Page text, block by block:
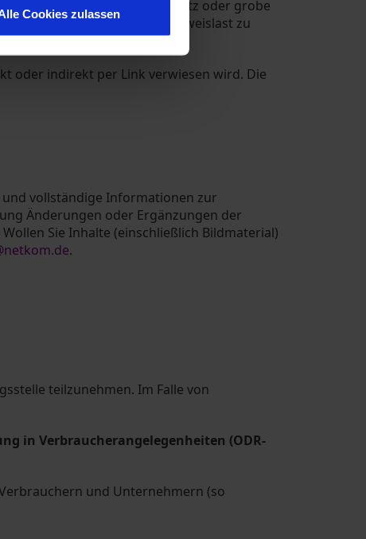
Cookies zulassen
begrenzt, soweit nicht Vorsatz oder grobe
wird. Eine Änderung der Beweislast zu
oder indirekt per Link verwiesen wird. Die
vollständige Informationen zur
Änderungen oder Ergänzungen der
Sie Inhalte (einschließlich Bildmaterial)
.
teilzunehmen. Im Falle von
in Verbraucherangelegenheiten (ODR-
und Unternehmern (so